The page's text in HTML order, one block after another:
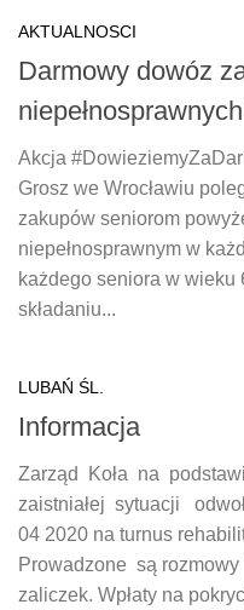
AKTUALNOSCI
Darmowy dowóz
Akcja
Grosz we Wrocławiu
zakupów seniorom
niepełnosprawnym w
każdego seniora w wieku
składaniu...
LUBAŃ ŚL.
Informacja
Zarząd Koła na
zaistniałej sytuacji
04 2020 na turnus
Prowadzone są
zaliczek. Wpłaty na